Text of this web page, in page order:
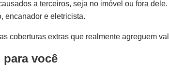
a terceiros, seja no imóvel ou fora dele.
encanador e eletricista.
coberturas extras que realmente agreguem
você